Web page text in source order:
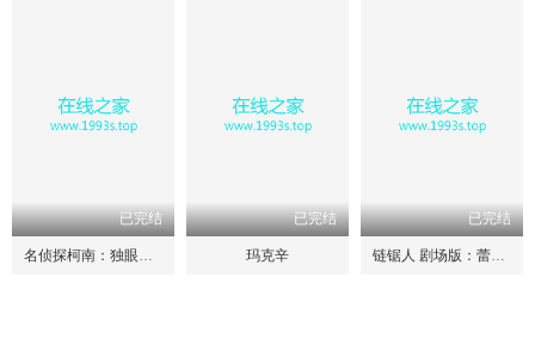
已完结
名侦探柯南：独眼的残像
已完结
玛克辛
已完结
链锯人 剧场版：蕾塞篇